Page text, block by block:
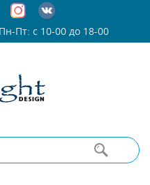
Пн-Пт: с 10-00 до 18-00